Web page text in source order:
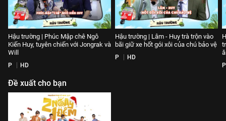
Hậu trường | Phúc Mập chê Ngô
Kiến Huy, tuyên chiến với Jongrak và
Will
P HD
Hậu trường | Lâm - Huy trà trộn vào
bãi giữ xe hốt gói xôi của chú bảo vệ
P HD
P
Đề xuất cho bạn